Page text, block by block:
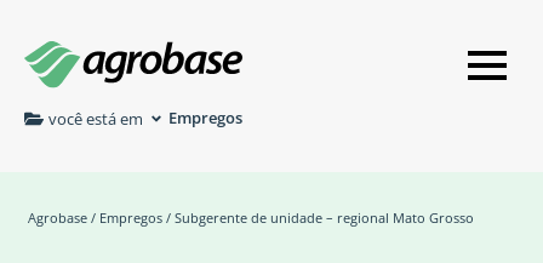
você está em Empregos
Agrobase / Empregos / Subgerente de unidade – regional Mato Grosso